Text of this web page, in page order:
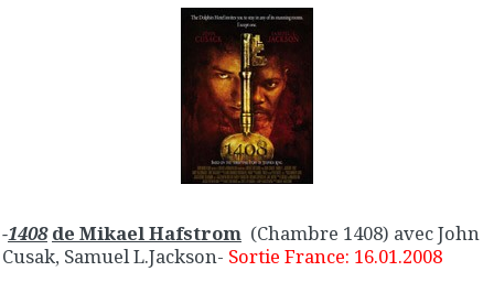
-1408 de Mikael Hafstrom (Chambre 1408) avec John
Cusak, Samuel L.Jackson- Sortie France: 16.01.2008